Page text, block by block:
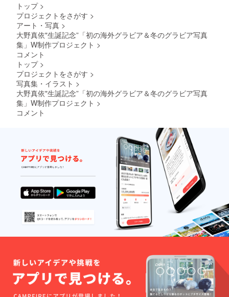
きお名
で
す。）
フ
ショッ
トムー
ビー、
アザー
カット
集デジ
タル
データ
はデー
タ納品
となり
ます。
【3万円
の複数
口支援
につい
て】 プ
レミア
トップ >
プロジェクトをさがす >
アート・写真 >
大野真依"生誕記念”「初の海外グラビア＆冬のグラビア写真
集」W制作プロジェクト >
コメント
トップ >
プロジェクトをさがす >
写真集・イラスト >
大野真依"生誕記念”「初の海外グラビア＆冬のグラビア写真
集」W制作プロジェクト >
コメント